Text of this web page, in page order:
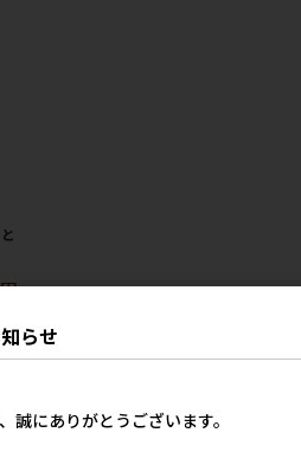
らせ
誠にありがとうございます。